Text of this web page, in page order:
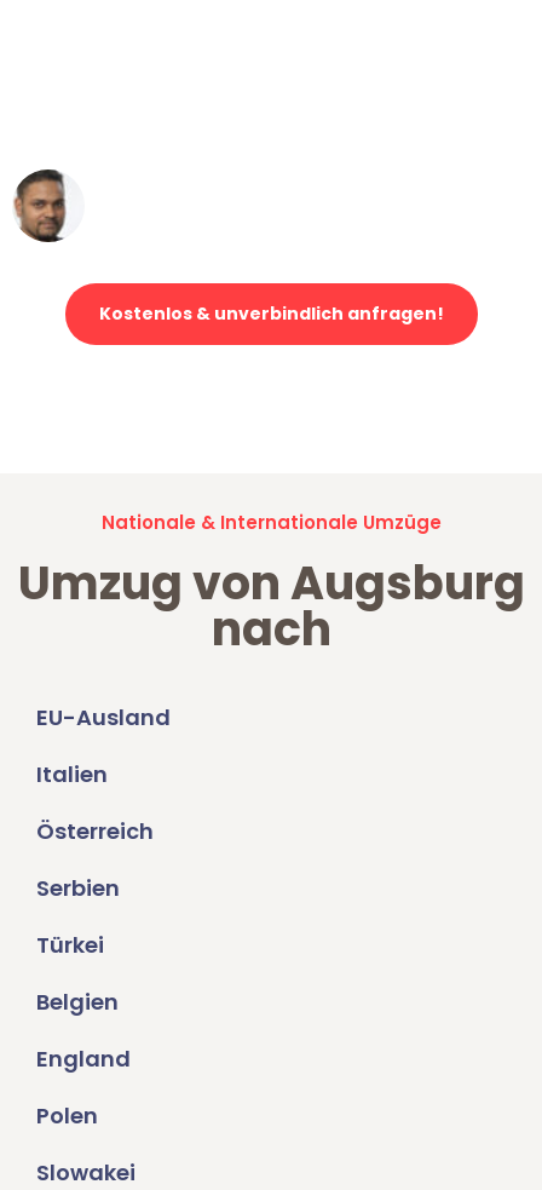
Kostenlos & unverbindlich anfragen!
Nationale & Internationale Umzüge
Umzug von Augsburg
nach
EU-Ausland
Italien
Österreich
Serbien
Türkei
Belgien
England
Polen
Slowakei